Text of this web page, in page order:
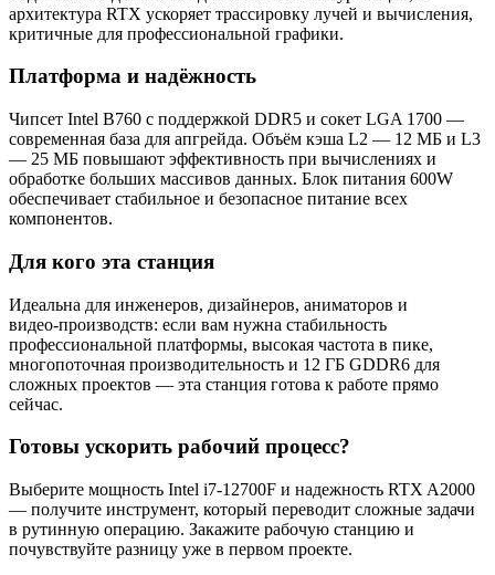
архитектура RTX ускоряет трассировку лучей и вычисления,
критичные для профессиональной графики.
Платформа и надёжность
Чипсет Intel B760 с поддержкой DDR5 и сокет LGA 1700 —
современная база для апгрейда. Объём кэша L2 — 12 МБ и L3
— 25 МБ повышают эффективность при вычислениях и
обработке больших массивов данных. Блок питания 600W
обеспечивает стабильное и безопасное питание всех
компонентов.
Для кого эта станция
Идеальна для инженеров, дизайнеров, аниматоров и
видео‑производств: если вам нужна стабильность
профессиональной платформы, высокая частота в пике,
многопоточная производительность и 12 ГБ GDDR6 для
сложных проектов — эта станция готова к работе прямо
сейчас.
Готовы ускорить рабочий процесс?
Выберите мощность Intel i7-12700F и надежность RTX A2000
— получите инструмент, который переводит сложные задачи
в рутинную операцию. Закажите рабочую станцию и
почувствуйте разницу уже в первом проекте.